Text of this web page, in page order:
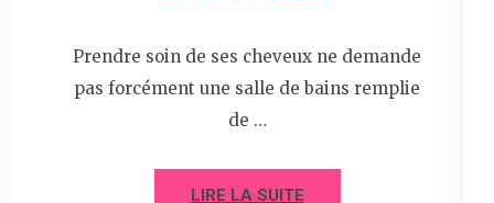
Prendre soin de ses cheveux ne demande
pas forcément une salle de bains remplie
de …
LIRE LA SUITE